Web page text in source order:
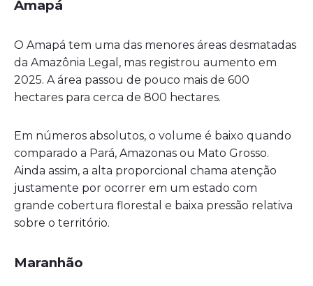
Amapá
O Amapá tem uma das menores áreas desmatadas
da Amazônia Legal, mas registrou aumento em
2025. A área passou de pouco mais de 600
hectares para cerca de 800 hectares.
Em números absolutos, o volume é baixo quando
comparado a Pará, Amazonas ou Mato Grosso.
Ainda assim, a alta proporcional chama atenção
justamente por ocorrer em um estado com
grande cobertura florestal e baixa pressão relativa
sobre o território.
Maranhão